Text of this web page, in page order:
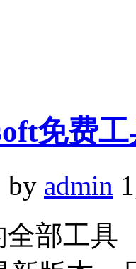
免费
by admin
部工具